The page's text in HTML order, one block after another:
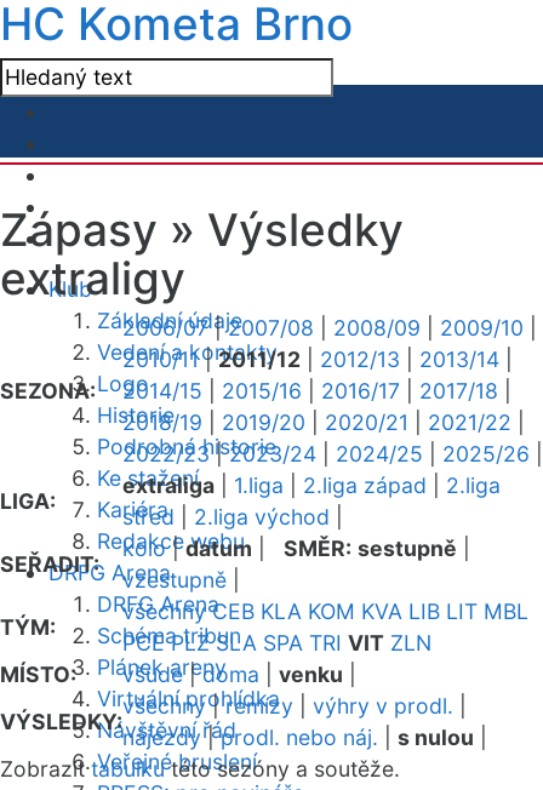
HC Kometa Brno
Klub
Základní údaje
Vedení a kontakty
Logo
Historie
Podrobná historie
Ke stažení
Kariéra
Redakce webu
DRFG Arena
DRFG Arena
Schéma tribun
Plánek areny
Virtuální prohlídka
Návštěvní řád
Veřejné bruslení
Zápasy » Výsledky
extraligy
SEZONA:
2006/07|2007/08 2008/09 2009/10
2010/11|2011/12 2012/13 2013/14
2014/15
2015/16 2016/17 2017/18
2018/19
2019/20 2020/21 2021/22
2022/23|2023/24 2024/25 2025/26
LIGA:
extraliga 1.liga 2.liga západ
2.liga
střed
2.liga východ
SEŘADIT:
kolo|datum SMĚR: sestupně
vzestupně
TÝM:
všechny CEB KLA KOM KVA LIB LIT MBL
PCE PLZ SLA SPA TRI VIT ZLN
MÍSTO:
všude|doma venku
VÝSLEDKY:
všechny|remízy výhry v prodl.
nájezdy|prodl. nebo náj. s nulou
Zobrazittabulkutéto sezóny a soutěže.